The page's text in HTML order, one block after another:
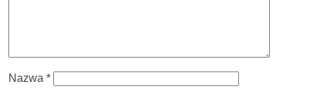
Nazwa *